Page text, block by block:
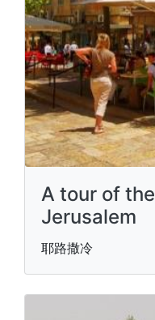
A tour of
Jerusalem
耶路撒冷